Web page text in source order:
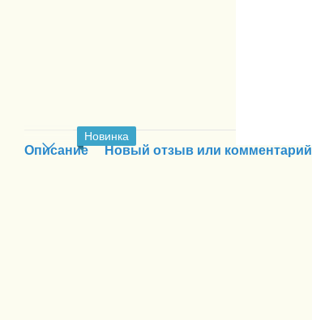
Новинка
Описание Новый отзыв или комментарий